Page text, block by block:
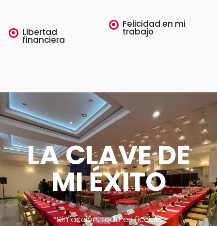
Libertad
financiera
Felicidad en mi
trabajo
LA CLAVE DE
MI ÉXITO
“Sin acción, todo es ficción”